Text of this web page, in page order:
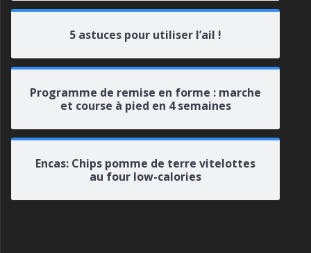
5 astuces pour utiliser l’ail !
Programme de remise en forme : marche
et course à pied en 4 semaines
Encas: Chips pomme de terre vitelottes
au four low-calories